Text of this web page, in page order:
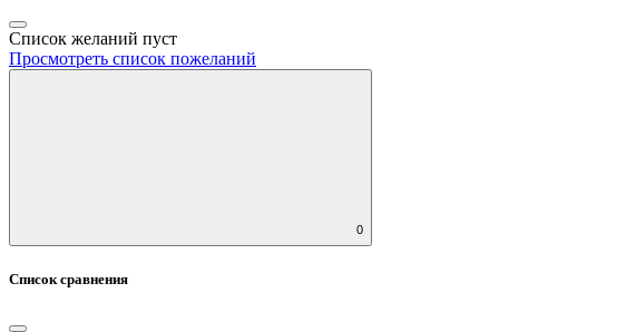
Список желаний пуст
Просмотреть список пожеланий
0
Список сравнения